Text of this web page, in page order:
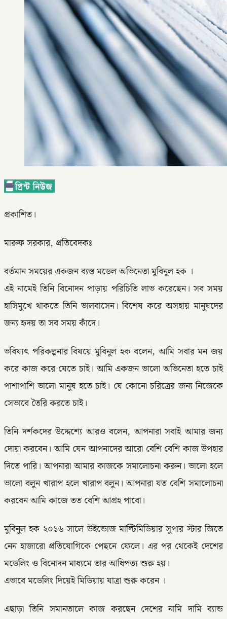
প্রকাশিত।
মারুফ সরকার, প্রতিবেদকঃ
বর্তমান সময়ের একজন ব্যস্ত মডেল অভিনেতা মুবিনুল হক ।
এই নামেই তিনি বিনোদন পাড়ায় পরিচিতি লাভ করেছেন। সব সময়
হাসিমুখে থাকতে তিনি ভালবাসেন। বিশেষ করে অসহায় মানুষদের
জন্য হৃদয় তা সব সময় কাঁদে।
ভবিষ্যৎ পরিকল্পনার বিষয়ে মুবিনুল হক বলেন, আমি সবার মন জয়
করে কাজ করে যেতে চাই। আমি একজন ভালো অভিনেতা হতে চাই
পাশাপাশি ভালো মানুষ হতে চাই। যে কোনো চরিত্রের জন্য নিজেকে
সেভাবে তৈরি করতে চাই।
তিনি দর্শকদের উদ্দেশ্যে আরও বলেন, আপনারা সবাই আমার জন্য
দোয়া করবেন। আমি যেন আপনাদের আরো বেশি বেশি কাজ উপহার
দিতে পারি। আপনারা আমার কাজকে সমালোচনা করুন। ভালো হলে
ভালো বলুন খারাপ হলে খারাপ বলুন। আপনারা যত বেশি সমালোচনা
করবেন আমি কাজে তত বেশি আগ্রহ পাবো।
মুবিনুল হক ২০১৬ সালে উইন্ডোজ মাল্টিমিডিয়ার সুপার স্টার জিতে
নেন হাজারো প্রতিযোগিকে পেছনে ফেলে। এর পর থেকেই দেশের
মডেলিং ও বিনোদন মাধ্যমে তার আধিপত্য শুরু হয়।
এভাবে মডেলিং দিয়েই মিডিয়ায় যাত্রা শুরু করেন ।
এছাড়া তিনি সমানতালে কাজ করছেন দেশের নামি দামি ব্যান্ড